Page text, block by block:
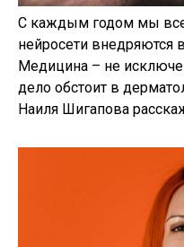
С каждым годом мы
нейросети
Медицина – не
дело обстоит в
Наиля Шигапова